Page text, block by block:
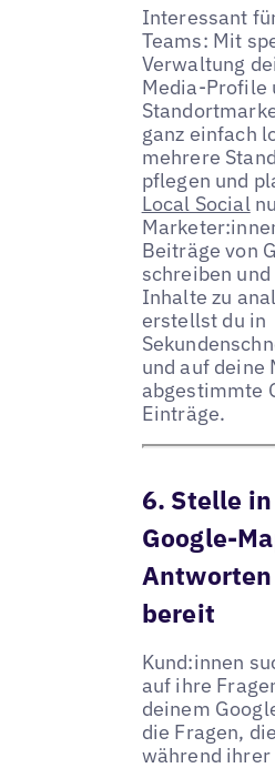
Interessant
Teams: Mit
Verwaltung
Media-Profile
ganz einfach
mehrere
pflegen und
Local Social
Beiträge von
schreiben
Inhalte zu
erstellst du in
und auf deine
abgestimmte
Einträge.
6. Stelle
Google-
Antworten
bereit
Kund:innen
auf ihre
deinem
die Fragen,
während ihrer